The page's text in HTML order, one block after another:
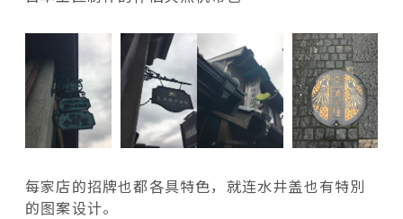
每家店的招牌也都各具特色，就连水井盖也有特別
的图案设计。